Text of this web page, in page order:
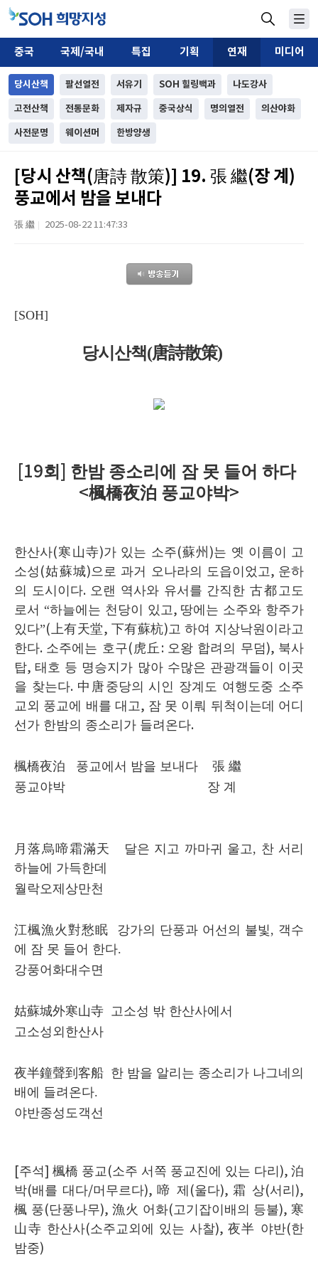
중국 국제/국내 특집 기획 연재 미디어
당시산책 팔선열전 서유기 SOH 힐링백과 나도강사
고전산책 전통문화 제자규 중국상식 명의열전 의산야화
사전문명 웨이션머 한방양생
[당시 산책(唐詩 散策)] 19. 張 繼(장 계)
풍교에서 밤을 보내다
張 繼 2025-08-22 11:47:33
[SOH]
당시산책(唐詩散策)
[19회 한밤 종소리에 잠 못 들어 하다
<楓橋夜泊 풍교야박>
한산사(寒山寺)가 있는 소주(蘇州 )는 옛 이름이 고
소성 (姑蘇城)으로 과거 오나라의 도읍이었고, 운하
의 도시이다. 오랜 역사와 유서를 간직한古都고도
로서 “하늘에는 천당이 있고, 땅에는 소주와 항주가
있다”(上有天堂, 下有蘇杭)고 하여 지상낙원이라고
한다. 소주에는 호구( 虎丘 : 오왕 합려의 무덤), 북사
탑, 태호 등 명승지가 많아 수많은 관광객들이 이곳
을 찾는다. 中唐중당의 시인 장계도 여행도중 소주
교외 풍교에 배를 대고, 잠 못 이뤄 뒤척이는데 어디
선가 한밤의 종소리가 들려온다.
楓橋夜泊 풍교에서 밤을 보내다 張 繼
풍교야박 장 계
月落烏啼霜滿天 달은 지고 까마귀 울고, 찬 서리
하늘에 가득한데
월락오제상만천
江楓漁火對愁眠 강가의 단풍과 어선의 불빛, 객수
에 잠 못 들어 한다.
강풍어화대수면
姑蘇城外寒山寺 고소성 밖 한산사에서
고소성외한산사
夜半鐘聲到客船 한 밤을 알리는 종소리가 나그네의
배에 들려온다.
야반종성도객선
[주석] 楓橋 풍교(소주 서쪽 풍교진에 있는 다리 ), 泊
박(배를 대다/머무르다),啼 제 (울다), 霜 상(서리 ),
楓 풍(단풍나무), 漁火 어화(고기잡이배의 등불), 寒
山寺 한산사(소주교외에 있는 사찰), 夜半 야반(한
밤중)